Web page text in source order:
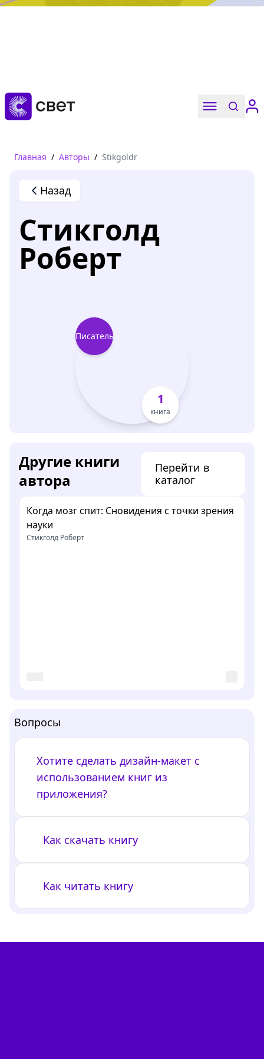
Дружба, любовь, взросление
Читать
Главная / Авторы / Stikgoldr
Назад
Стикголд
Роберт
Писатель
1
книга
Другие книги
автора
Перейти в
каталог
Когда мозг спит: Сновидения с точки зрения
науки
Стикголд Роберт
Вопросы
Хотите сделать дизайн-макет с
использованием книг из
приложения?
Как скачать книгу
Как читать книгу